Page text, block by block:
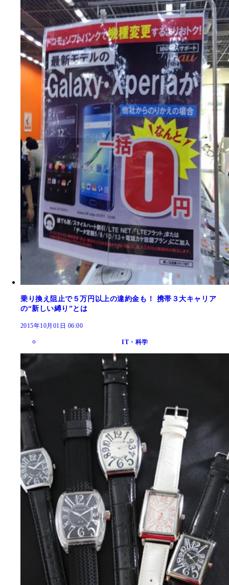
乗り換え阻止で５万円以上の違約金も！ 携帯３大キャリア
の“新しい縛り”とは
2015年10月01日 06:00
IT・科学